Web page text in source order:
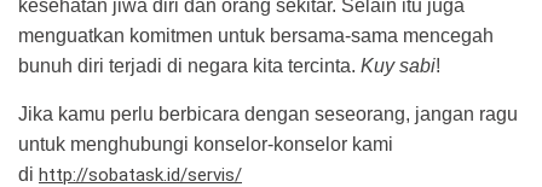
kesehatan jiwa diri dan orang sekitar. Selain itu juga
menguatkan komitmen untuk bersama-sama mencegah
bunuh diri terjadi di negara kita tercinta. Kuy sabi!
Jika kamu perlu berbicara dengan seseorang, jangan ragu
untuk menghubungi konselor-konselor kami
di http://sobatask.id/servis/